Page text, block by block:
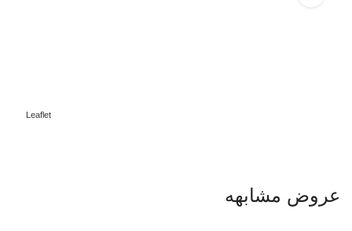
Leaflet
عروض مشابهه